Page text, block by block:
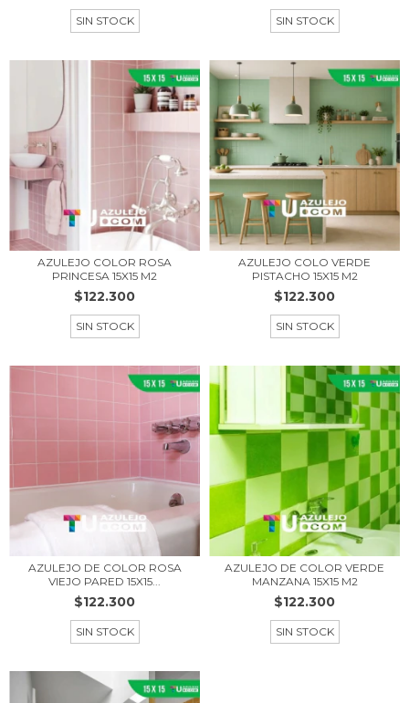
SIN STOCK SIN STOCK
AZULEJO COLOR ROSA
PRINCESA 15X15 M2
$122.300
SIN STOCK
AZULEJO COLO VERDE
PISTACHO 15X15 M2
$122.300
SIN STOCK
AZULEJO DE COLOR ROSA
VIEJO PARED 15X15...
$122.300
SIN STOCK
AZULEJO DE COLOR VERDE
MANZANA 15X15 M2
$122.300
SIN STOCK